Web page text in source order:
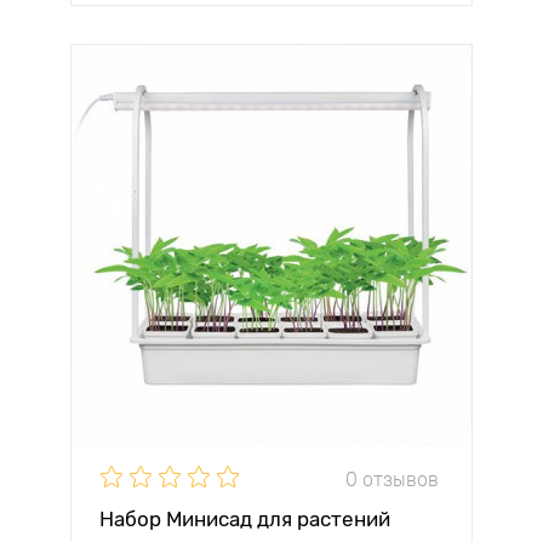
0 отзывов
Набор Минисад для растений